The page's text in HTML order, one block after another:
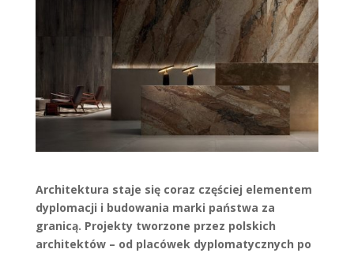
Architektura staje się coraz częściej elementem
dyplomacji i budowania marki państwa za
granicą. Projekty tworzone przez polskich
architektów – od placówek dyplomatycznych po